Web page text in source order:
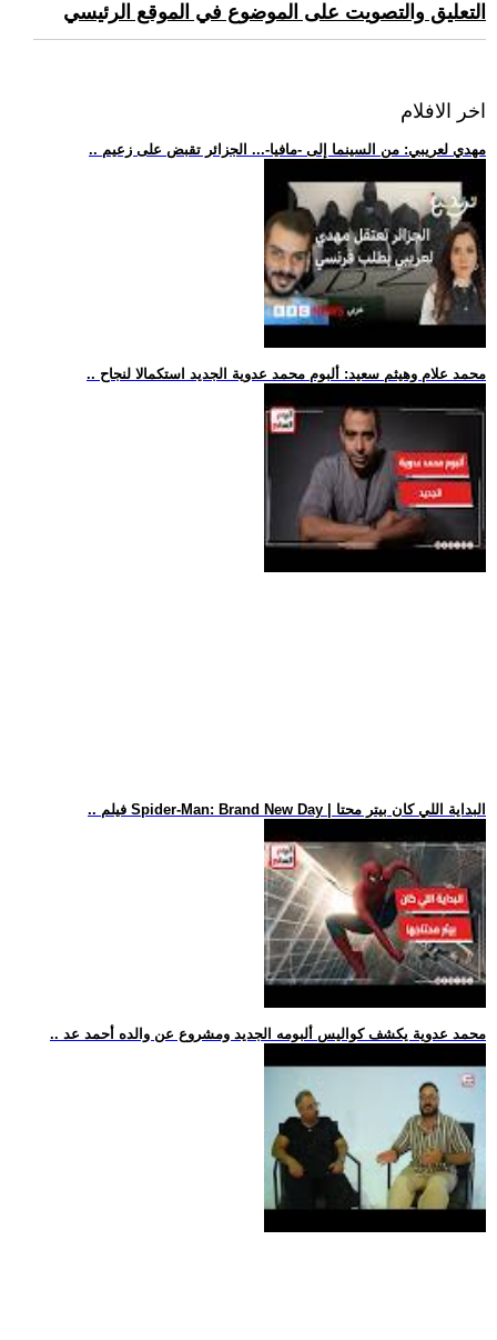
التعليق والتصويت على الموضوع في الموقع الرئيسي
اخر الافلام
.. مهدي لعريبي: من السينما إلى -مافيا-... الجزائر تقبض على زعيم
.. محمد علام وهيثم سعيد: ألبوم محمد عدوية الجديد استكمالا لنجاح
.. فيلم Spider-Man: Brand New Day | البداية اللي كان بيتر محتا
.. محمد عدوية يكشف كواليس ألبومه الجديد ومشروع عن والده أحمد عد